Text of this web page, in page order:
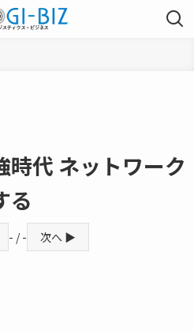
時代 ネットワーク
る
- / - 次へ ▶